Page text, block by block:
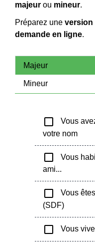
majeur ou mineur.
Préparez une version
demande en ligne.
Majeur
Mineur
check_box_outline_blank
Vous
votre nom
check_box_outline_blank
Vous
ami...
check_box_outline_blank
Vous
(SDF)
check_box_outline_blank Vous